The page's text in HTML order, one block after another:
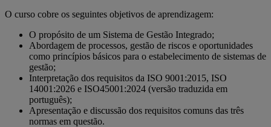
O curso cobre os seguintes objetivos de aprendizagem:
O propósito de um Sistema de Gestão Integrado;
Abordagem de processos, gestão de riscos e oportunidades
como princípios básicos para o estabelecimento de sistemas de
gestão;
Interpretação dos requisitos da ISO 9001:2015, ISO
14001:2026 e ISO45001:2024 (versão traduzida em
português);
Apresentação e discussão dos requisitos comuns das três
normas em questão.